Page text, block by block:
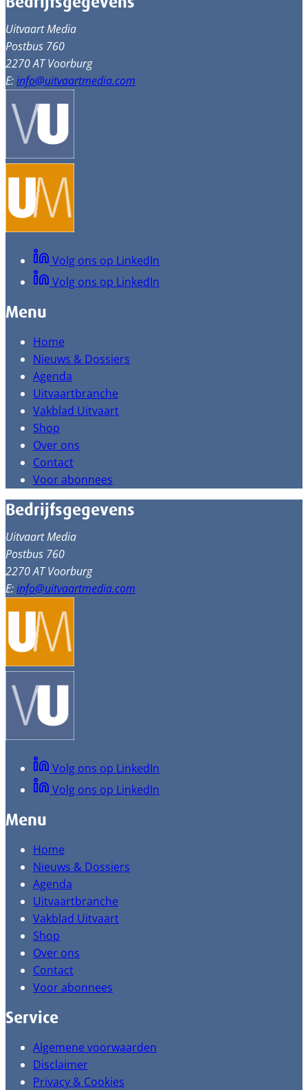
Uitvaart Media
Postbus 760
2270 AT Voorburg
E:info@uitvaartmedia.com
Volg ons op LinkedIn
Volg ons op LinkedIn
Menu
Home
Nieuws & Dossiers
Agenda
Uitvaartbranche
Vakblad Uitvaart
Shop
Over ons
Contact
Voor abonnees
Bedrijfsgegevens
Uitvaart Media
Postbus 760
2270 AT Voorburg
E:info@uitvaartmedia.com
Volg ons op LinkedIn
Volg ons op LinkedIn
Menu
Home
Nieuws & Dossiers
Agenda
Uitvaartbranche
Vakblad Uitvaart
Shop
Over ons
Contact
Voor abonnees
Service
Algemene voorwaarden
Disclaimer
Privacy & Cookies